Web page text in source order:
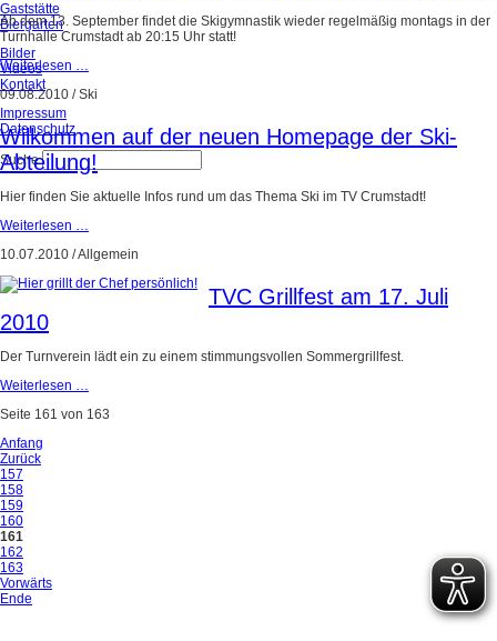
Gaststätte
Biergarten
Bilder
Videos
Kontakt
Impressum
Datenschutz
Suche
Ab dem 13. September findet die Skigymnastik wieder regelmäßig montags in der
Turnhalle Crumstadt ab 20:15 Uhr statt!
Weiterlesen …
09.08.2010 /Ski
Wilkommen auf der neuen Homepage der Ski-
Abteilung!
Hier finden Sie aktuelle Infos rund um das Thema Ski im TV Crumstadt!
Weiterlesen …
10.07.2010 /Allgemein
TVC Grillfest am 17. Juli
2010
Der Turnverein lädt ein zu einem stimmungsvollen Sommergrillfest.
Weiterlesen …
Seite 161 von 163
Anfang
Zurück
157
158
159
160
161
162
163
Vorwärts
Ende